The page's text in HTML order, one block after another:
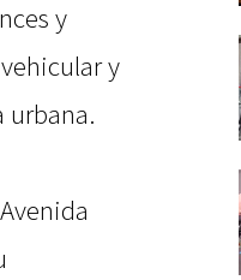
y
y
urbana.